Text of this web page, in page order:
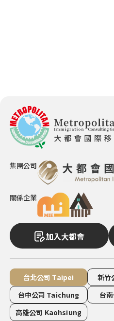
集團公司
關係企業
加入大都會
台北公司 Taipei
新竹
台中公司 Taichung
台
高雄公司 Kaohsiung